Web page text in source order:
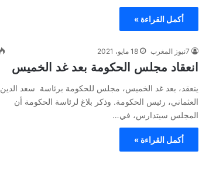
أكمل القراءة »
7نيوز المغرب 18 مايو، 2021
انعقاد مجلس الحكومة بعد غد الخميس
ينعقد، بعد غد الخميس، مجلس للحكومة برئاسة سعد الدين
العثماني، رئيس الحكومة. وذكر بلاغ لرئاسة الحكومة أن
المجلس سيتدارس، في…
أكمل القراءة »